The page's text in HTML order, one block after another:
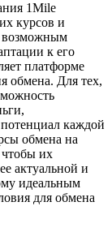
1Mile
курсов и
возможным
к его
платформе
обмена. Для тех,
каждой
обмена на
их
актуальной и
идеальным
для обмена